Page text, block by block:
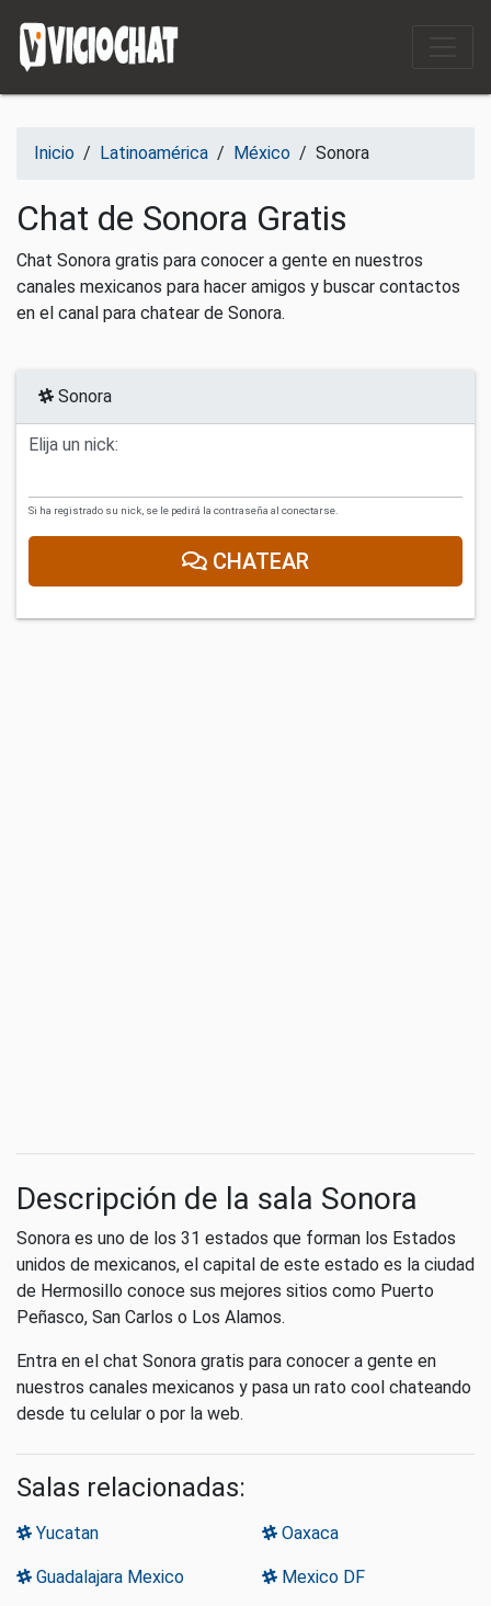
Inicio / Latinoamérica / México / Sonora
Chat de Sonora Gratis
Chat Sonora gratis para conocer a gente en nuestros
canales mexicanos para hacer amigos y buscar contactos
en el canal para chatear de Sonora.
Sonora
Elija un nick:
Si ha registrado su nick, se le pedirá la contraseña al conectarse.
CHATEAR
Descripción de la sala Sonora
Sonora es uno de los 31 estados que forman los Estados
unidos de mexicanos, el capital de este estado es la ciudad
de Hermosillo conoce sus mejores sitios como Puerto
Peñasco, San Carlos o Los Alamos.
Entra en el chat Sonora gratis para conocer a gente en
nuestros canales mexicanos y pasa un rato cool chateando
desde tu celular o por la web.
Salas relacionadas:
Yucatan Oaxaca
Guadalajara Mexico Mexico DF